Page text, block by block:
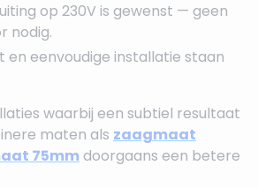
op 230V is gewenst — geen
nodig.
en eenvoudige installatie staan
waarbij een subtiel resultaat
maten als zaagmaat
75mm doorgaans een betere